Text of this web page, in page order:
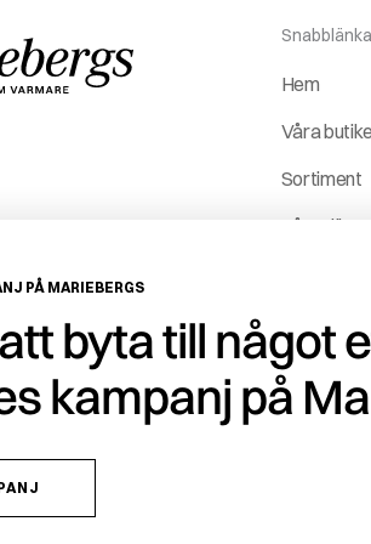
Hem
Våra
Sortiment
Våra
Service &
reservdelar
ROT-
PÅ MARIEBERGS
byta till något
kampanj på